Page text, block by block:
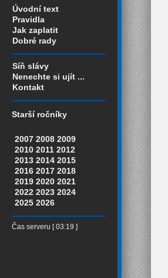
Úvodní text
Pravidla
Jak zaplatit
Dobré rady
Síň slávy
Nenechte si ujít ...
Kontakt
Starší ročníky
2007 2008 2009
2010 2011 2012
2013 2014 2015
2016 2017 2018
2019 2020 2021
2022 2023 2024
2025 2026
Čas serveru [ 03:19 ]